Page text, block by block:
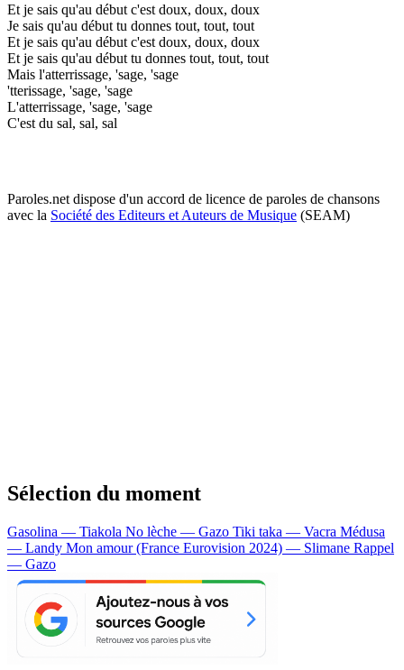
Et je sais qu'au début c'est doux, doux, doux
Je sais qu'au début tu donnes tout, tout, tout
Et je sais qu'au début c'est doux, doux, doux
Et je sais qu'au début tu donnes tout, tout, tout
Mais l'atterrissage, 'sage, 'sage
'tterissage, 'sage, 'sage
L'atterrissage, 'sage, 'sage
C'est du sal, sal, sal
Paroles.net dispose d'un accord de licence de paroles de chansons
avec la Société des Editeurs et Auteurs de Musique (SEAM)
Sélection du moment
Gasolina — Tiakola No lèche — Gazo Tiki taka — Vacra Médusa
— Landy Mon amour (France Eurovision 2024) — Slimane Rappel
— Gazo